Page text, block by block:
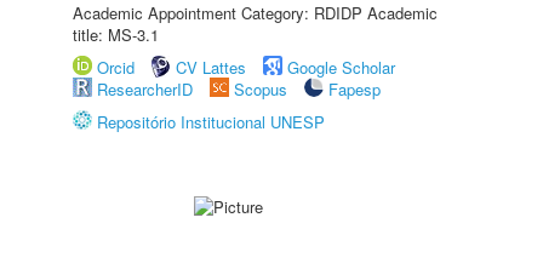
Academic Appointment Category: RDIDP Academic
title: MS-3.1
Orcid
CV Lattes
Google Scholar
ResearcherID
Scopus
Fapesp
Repositório Institucional UNESP